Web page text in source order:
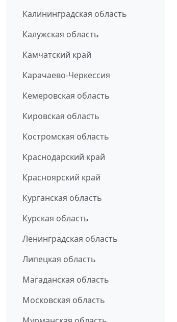
Калининградская область
Калужская область
Камчатский край
Карачаево-Черкессия
Кемеровская область
Кировская область
Костромская область
Краснодарский край
Красноярский край
Курганская область
Курская область
Ленинградская область
Липецкая область
Магаданская область
Московская область